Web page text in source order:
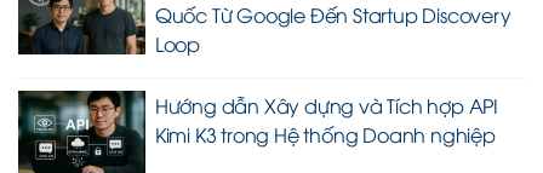
Quốc Từ Google Đến Startup Discovery
Loop
Hướng dẫn Xây dựng và Tích hợp API
Kimi K3 trong Hệ thống Doanh nghiệp